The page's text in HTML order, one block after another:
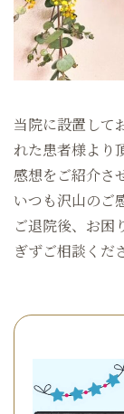
当院に設置して
れた患者様より
感想をご紹介さ
いつも沢山のご
ご退院後、お困
ぎずご相談くだ